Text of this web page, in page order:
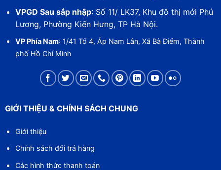
VPGD Sau sắp nhập: Số 11/ LK37, Khu đô thị mới Phú
Lương, Phường Kiến Hưng, TP Hà Nội.
VP Phía Nam: 1/41 Tổ 4, Áp Nam Lân, Xã Bà Điểm, Thành
phố Hồ Chí Minh
GIỚI THIỆU & CHÍNH SÁCH CHUNG
Giới thiệu
Chính sách đổi trả hàng
Các hình thức thanh toán